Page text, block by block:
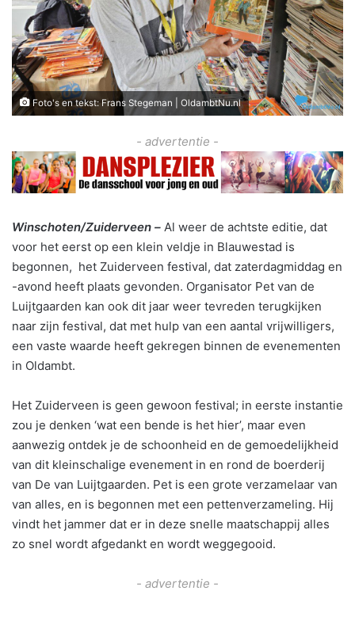
Foto's en tekst: Frans Stegeman | OldambtNu.nl
- advertentie -
Winschoten/Zuiderveen – Al weer de achtste editie, dat
voor het eerst op een klein veldje in Blauwestad is
begonnen, het Zuiderveen festival, dat zaterdagmiddag en
-avond heeft plaats gevonden. Organisator Pet van de
Luijtgaarden kan ook dit jaar weer tevreden terugkijken
naar zijn festival, dat met hulp van een aantal vrijwilligers,
een vaste waarde heeft gekregen binnen de evenementen
in Oldambt.
Het Zuiderveen is geen gewoon festival; in eerste instantie
zou je denken ‘wat een bende is het hier’, maar even
aanwezig ontdek je de schoonheid en de gemoedelijkheid
van dit kleinschalige evenement in en rond de boerderij
van De van Luijtgaarden. Pet is een grote verzamelaar van
van alles, en is begonnen met een pettenverzameling. Hij
vindt het jammer dat er in deze snelle maatschappij alles
zo snel wordt afgedankt en wordt weggegooid.
- advertentie -